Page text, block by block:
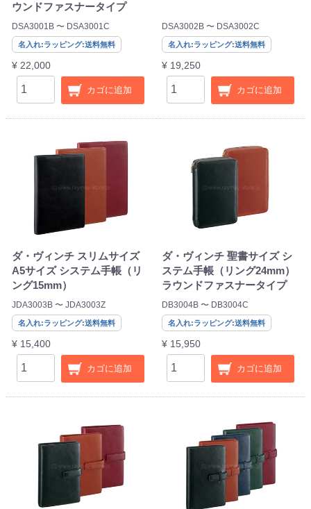
ウンドファスナータイプ
DSA3001B 〜 DSA3001C
名入れ:ラッピング:送料無料
¥ 22,000
カゴに追加
DSA3002B 〜 DSA3002C
名入れ:ラッピング:送料無料
¥ 19,250
カゴに追加
ダ・ヴィンチ スリムサイズ
A5サイズ システム手帳（リ
ング15mm）
JDA3003B 〜 JDA3003Z
名入れ:ラッピング:送料無料
¥ 15,400
カゴに追加
ダ・ヴィンチ 聖書サイズ シ
ステム手帳（リング24mm）
ラウンドファスナータイプ
DB3004B 〜 DB3004C
名入れ:ラッピング:送料無料
¥ 15,950
カゴに追加